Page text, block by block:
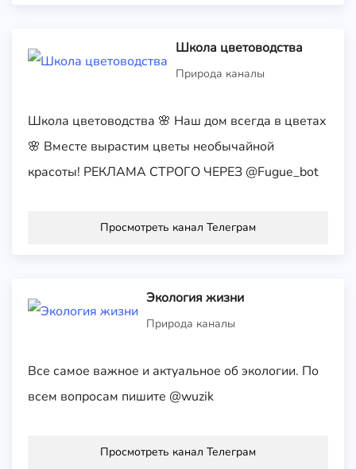
Школа цветоводства
Природа каналы
Школа цветоводства 🌸 Наш дом всегда в цветах
🌸 Вместе вырастим цветы необычайной
красоты! РЕКЛАМА СТРОГО ЧЕРЕЗ @Fugue_bot
Просмотреть канал Телеграм
Экология жизни
Природа каналы
Все самое важное и актуальное об экологии. По
всем вопросам пишите @wuzik
Просмотреть канал Телеграм